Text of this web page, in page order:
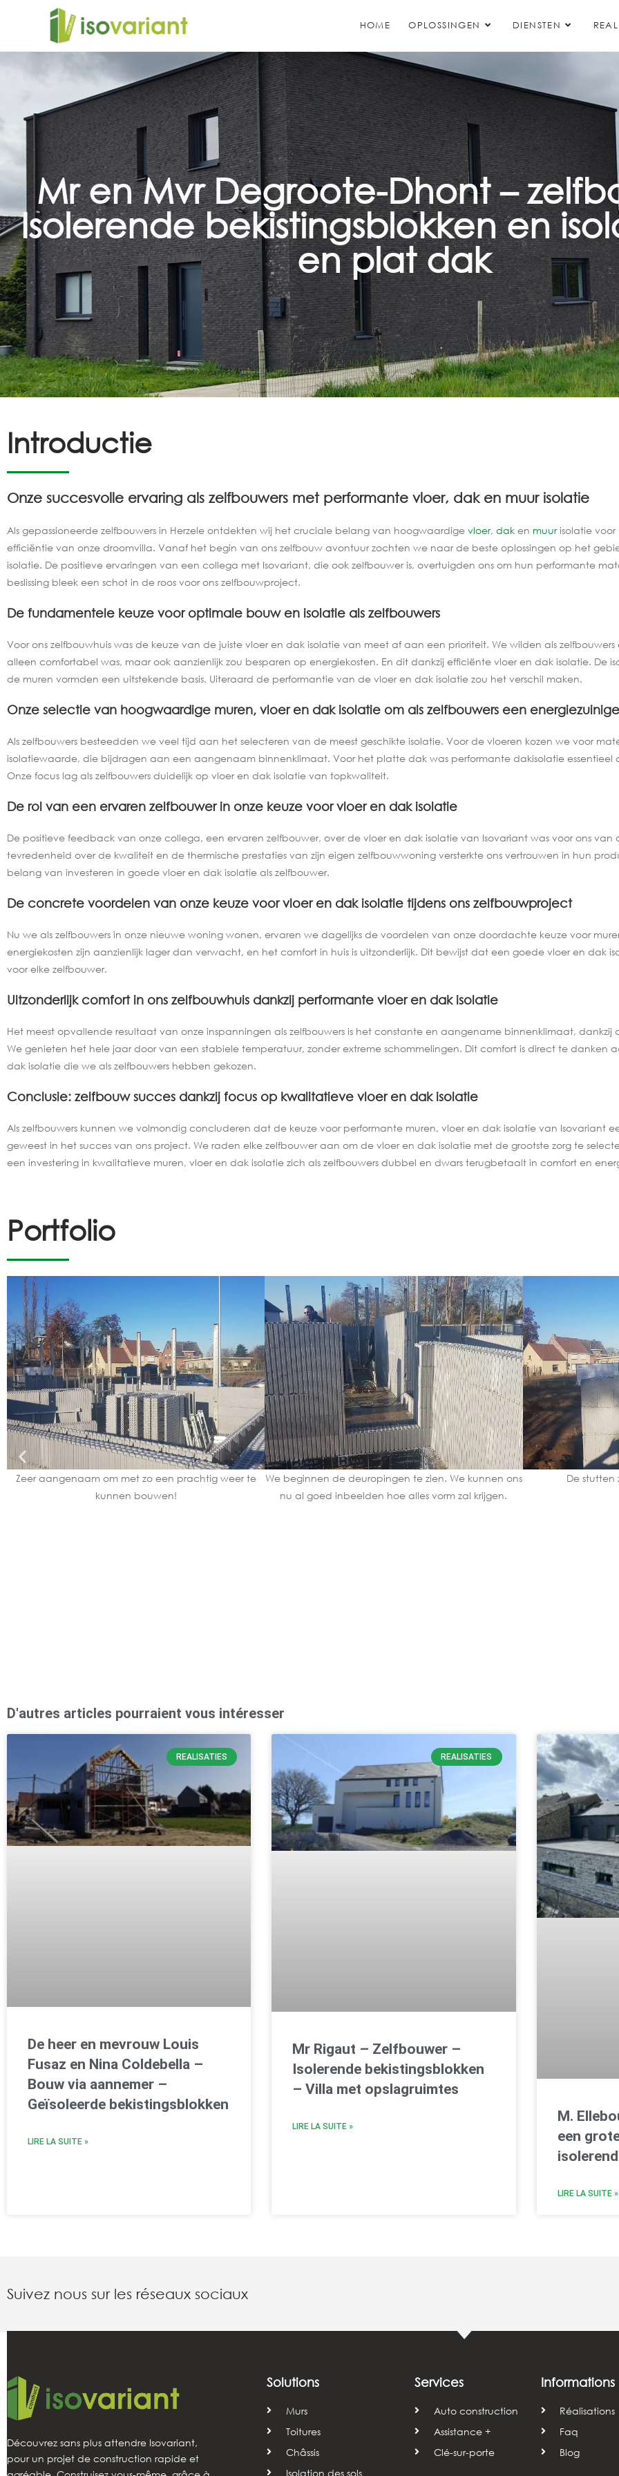
HOME OPLOSSINGEN DIENSTEN
Mr en Mvr Degroote-Dhont –
Isolerende bekistingsblokken en
en plat dak
Introductie
Onze succesvolle ervaring als zelfbouwers met performante vloer, dak en muur isolatie
Als gepassioneerde zelfbouwers in Herzele ontdekten wij het cruciale belang van hoogwaardige vloer, dak en muurisolatie voor
efficiëntie van onze droomvilla. Vanaf het begin van ons zelfbouw avontuur zochten we naar de beste oplossingen op het
isolatie. De positieve ervaringen van een collega met Isovariant, die ook zelfbouwer is, overtuigden ons om hun performante
beslissing bleek een schot in de roos voor ons zelfbouwproject.
De fundamentele keuze voor optimale bouw en isolatie als zelfbouwers
Voor ons zelfbouwhuis was de keuze van de juiste vloer en dak isolatie van meet af aan een prioriteit. We wilden als
alleen comfortabel was, maar ook aanzienlijk zou besparen op energiekosten. En dit dankzij efficiënte vloer en dak isolatie. De
de muren vormden een uitstekende basis. Uiteraard de performantie van de vloer en dak isolatie zou het verschil maken.
Onze selectie van hoogwaardige muren, vloer en dak isolatie om als zelfbouwers een
Als zelfbouwers besteedden we veel tijd aan het selecteren van de meest geschikte isolatie. Voor de vloeren kozen we voor
isolatiewaarde, die bijdragen aan een aangenaam binnenklimaat. Voor het platte dak was performante dakisolatie essentieel
Onze focus lag als zelfbouwers duidelijk op vloer en dak isolatie van topkwaliteit.
De rol van een ervaren zelfbouwer in onze keuze voor vloer en dak isolatie
De positieve feedback van onze collega, een ervaren zelfbouwer, over de vloer en dak isolatie van Isovariant was voor ons van
tevredenheid over de kwaliteit en de thermische prestaties van zijn eigen zelfbouwwoning versterkte ons vertrouwen in hun
belang van investeren in goede vloer en dak isolatie als zelfbouwer.
De concrete voordelen van onze keuze voor vloer en dak isolatie tijdens ons zelfbouwproject
Nu we als zelfbouwers in onze nieuwe woning wonen, ervaren we dagelijks de voordelen van onze doordachte keuze voor
energiekosten zijn aanzienlijk lager dan verwacht, en het comfort in huis is uitzonderlijk. Dit bewijst dat een goede vloer en dak
voor elke zelfbouwer.
Uitzonderlijk comfort in ons zelfbouwhuis dankzij performante vloer en dak isolatie
Het meest opvallende resultaat van onze inspanningen als zelfbouwers is het constante en aangename binnenklimaat, dankzij
We genieten het hele jaar door van een stabiele temperatuur, zonder extreme schommelingen. Dit comfort is direct te danken
dak isolatie die we als zelfbouwers hebben gekozen.
Conclusie: zelfbouw succes dankzij focus op kwalitatieve vloer en dak isolatie
Als zelfbouwers kunnen we volmondig concluderen dat de keuze voor performante muren, vloer en dak isolatie van Isovariant
geweest in het succes van ons project. We raden elke zelfbouwer aan om de vloer en dak isolatie met de grootste zorg te
een investering in kwalitatieve muren, vloer en dak isolatie zich als zelfbouwers dubbel en dwars terugbetaalt in comfort en
Portfolio
Zeer aangenaam om met zo een prachtig weer te
kunnen bouwen!
We beginnen de deuropingen te zien. We kunnen ons
nu al goed inbeelden hoe alles vorm zal krijgen.
De stutten
D'autres articles pourraient vous intéresser
REALISATIES
De heer en mevrouw Louis
Fusaz en Nina Coldebella –
Bouw via aannemer –
Geïsoleerde bekistingsblokken
LIRE LA SUITE »
REALISATIES
Mr Rigaut – Zelfbouwer –
Isolerende bekistingsblokken
– Villa met opslagruimtes
LIRE LA SUITE »
M.
een
LIRE LA SUITE »
Suivez nous sur les réseaux sociaux
Découvrez sans plus attendre Isovariant,
pour un projet de construction rapide et
Solutions
Murs
Toitures
Châssis
Isolation des sols
Services
Auto construction
Assistance +
Clé-sur-porte
Informations
Réalisations
Faq
Blog